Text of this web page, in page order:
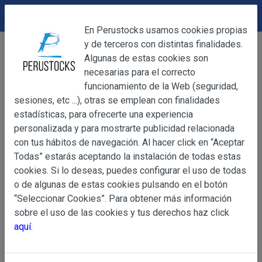
Accesorios
Pulseras
Pulsera de Abalorios Negros
OBJETO
Información
Básica
sobre
de Datos
OBJETO
Las presentes Condiciones Generales regulan la
web www.perustocks.es, del que es titular ALBERT
YACARINE (en adelante, PERUSTOCKS).
La adquisición de cualesquiera de los productos
DEVOLUCIONES
En Perustocks usamos cookies propias
y de terceros con distintas finalidades.
Algunas de estas cookies son
necesarias para el correcto
funcionamiento de la Web (seguridad,
sesiones, etc ...), otras se emplean con finalidades
estadísticas, para ofrecerte una experiencia
personalizada y para mostrarte publicidad relacionada
con tus hábitos de navegación. Al hacer click en “Aceptar
Todas” estarás aceptando la instalación de todas estas
cookies. Si lo deseas, puedes configurar el uso de todas
o de algunas de estas cookies pulsando en el botón
“Seleccionar Cookies”. Para obtener más información
sobre el uso de las cookies y tus derechos haz click
aquí.